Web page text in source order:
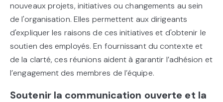
nouveaux projets, initiatives ou changements au sein
de l'organisation. Elles permettent aux dirigeants
d'expliquer les raisons de ces initiatives et d'obtenir le
soutien des employés. En fournissant du contexte et
de la clarté, ces réunions aident à garantir l’adhésion et
l’engagement des membres de l’équipe.
Soutenir la communication ouverte et la